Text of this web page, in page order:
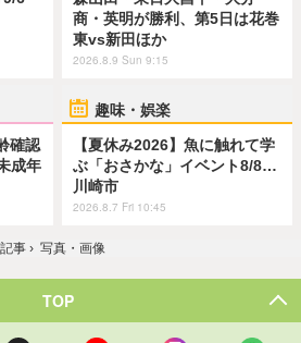
商・英明が勝利、第5日は花巻
東vs新田ほか
2026.8.9 Sun 9:15
確認
成年
趣味・娯楽
【夏休み2026】魚に触れて学
ぶ「おさかな」イベント8/8…
川崎市
2026.8.7 Fri 10:45
記事 › 写真・画像
TOP